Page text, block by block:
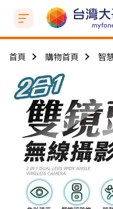
首頁 購物首頁 智